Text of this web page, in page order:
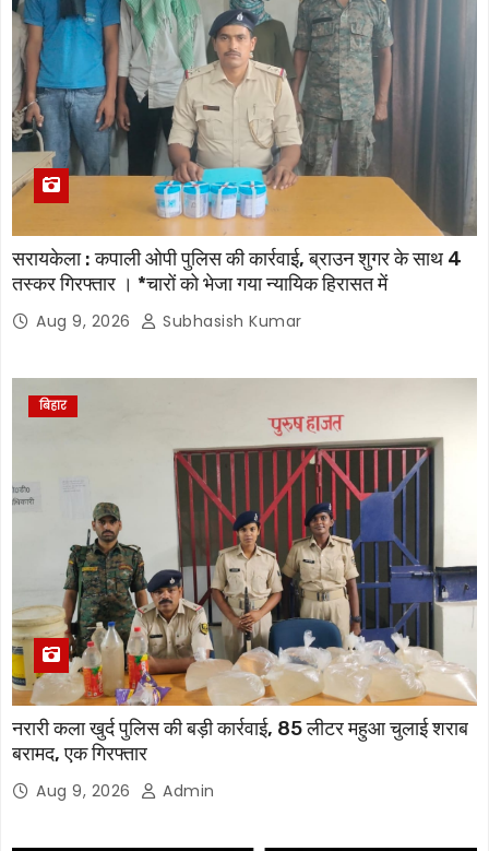
सरायकेला : कपाली ओपी पुलिस की कार्रवाई, ब्राउन शुगर के साथ 4
तस्कर गिरफ्तार । *चारों को भेजा गया न्यायिक हिरासत में
Aug 9, 2026 Subhasish Kumar
बिहार
नरारी कला खुर्द पुलिस की बड़ी कार्रवाई, 85 लीटर महुआ चुलाई शराब
बरामद, एक गिरफ्तार
Aug 9, 2026 Admin